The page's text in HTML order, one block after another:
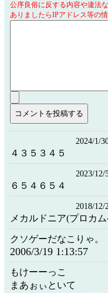
公序良俗に反する内容や違法
ありましたらIPアドレス等の
2024/1/
４３５３４５
2023/12/
６５４６５４
2018/12/
メカルドニア(プロカ
クソゲーだなこりゃ。
2006/3/19 1:13:57
もけーーっこ
まあぉぃといて